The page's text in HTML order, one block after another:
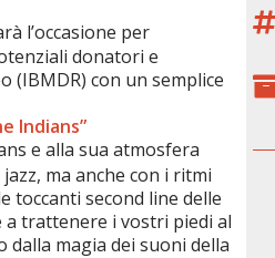
l’occasione per
donatori e
(IBMDR) con un semplice
Indians”
e alla sua atmosfera
ma anche con i ritmi
toccanti second line delle
trattenere i vostri piedi al
magia dei suoni della